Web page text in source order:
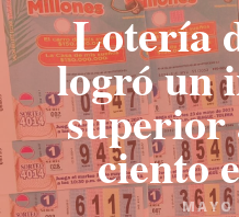
Lotería
logró un
superior
ciento
MAYO